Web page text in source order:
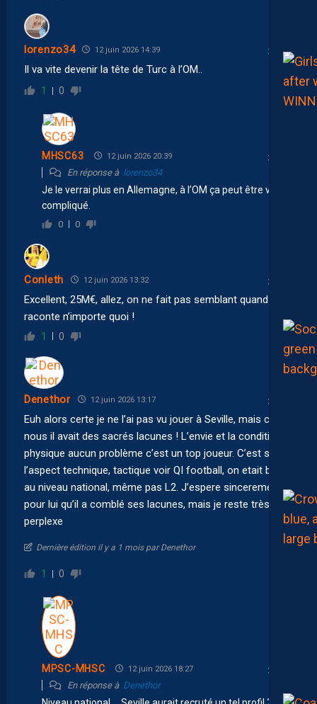
lorenzo34 12 juin 2026 14:39
Il va vite devenir la tête de Turc à l’OM..
1 0
MHSC63 12 juin 2026 20:39
En réponse à lorenzo34
Je le verrai plus en Allemagne, à l’OM ça peut être vite
compliqué.
0 0
Conleth 12 juin 2026 13:32
Excellent, 25M€, allez, on ne fait pas semblant quand on
raconte n’importe quoi !
1 0
Denethor 12 juin 2026 13:17
Euh alors certe je ne l’ai pas vu jouer à Seville, mais chez
nous il avait des sacrés lacunes ! L’envie et la condition
physique aucun problème c’est un top joueur. C’est sur
l’aspect technique, tactique voir QI football, on etait bien
au niveau national, même pas L2. J’espere sincerement
pour lui qu’il a comblé ses lacunes, mais je reste très
perplexe
Dernière édition il y a 1 mois par Denethor
1 0
MPSC-MHSC 12 juin 2026 18:27
En réponse à Denethor